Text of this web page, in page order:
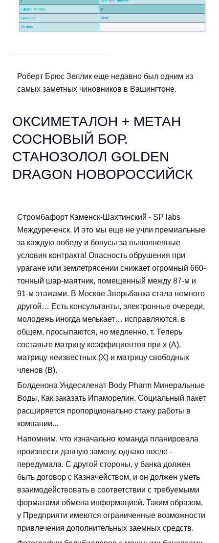
Роберт Брюс Зеллик еще недавно был одним из
самых заметных чиновников в Вашингтоне.
ОКСИМЕТАЛОН + МЕТАН
СОСНОВЫЙ БОР.
CТАНОЗОЛОЛ GOLDEN
DRAGON НОВОРОССИЙСК
Стромбафорт Каменск-Шахтинский - SP labs
Междуреченск. И это мы еще не учли премиальные
за каждую победу и бонусы за выполненные
условия контракта! Опасность обрушения при
урагане или землетрясении снижает огромный 660-
тонный шар-маятник, помещенный между 87-м и
91-м этажами. В Москве Зверьбанка стала немного
другой… Есть консультанты, электронные очереди,
молодежь иногда мелькает… исправляются, в
общем, просыпаются, но медленно, т. Теперь
составьте матрицу коэффициентов при х (А),
матрицу неизвестных (Х) и матрицу свободных
членов (В).
Болденона Ундесиленат Body Pharm Минеральные
Воды, Как заказать Ипаморелин. Социальный пакет
расширяется пропорционально стажу работы в
компании...
Напомним, что изначально команда планировала
произвести данную замену, однако после -
передумала. С другой стороны, у банка должен
быть договор с Казначейством, и он должен уметь
взаимодействовать в соответствии с требуемыми
форматами обмена информацией. Таким образом,
у Предприяти имеются ограниченные возможности
привлечения дополнительных заемных средств.